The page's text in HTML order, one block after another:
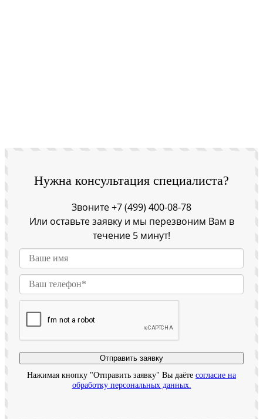
Нужна консультация специалиста?
Звоните +7 (499) 400-08-78
Или оставьте заявку и мы перезвоним Вам в
течение 5 минут!
Отправить заявку
Нажимая кнопку "Отправить заявку" Вы даёте согласие на
обработку персональных данных.